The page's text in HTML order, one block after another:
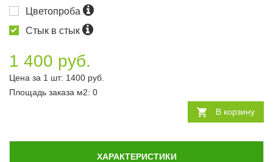
Цветопроба
Стык в стык
1 400 руб.
Цена за 1 шт: 1400 руб.
Площадь заказа м2: 0
В корзину
ХАРАКТЕРИСТИКИ